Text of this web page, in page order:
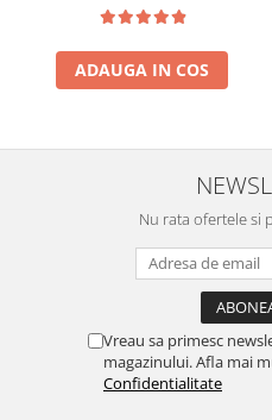
ADAUGA IN COS
Nu rata ofertele si
Vreau sa primesc
magazinului. Afla mai
Confidentialitate